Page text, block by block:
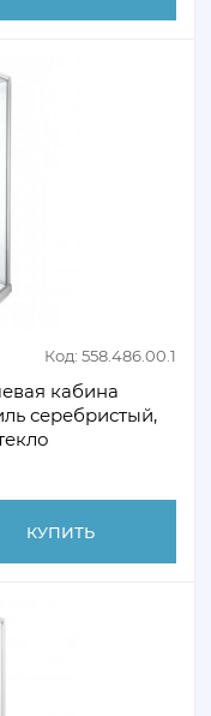
Код: 558.486.00.1
кабина
серебристый,
КУПИТЬ